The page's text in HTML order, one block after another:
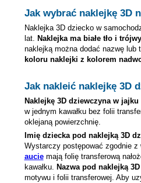
Jak wybrać naklejkę 3D
Naklejka 3D dziecko w
lat. Naklejka ma białe tło i
naklejką można dodać nazwę lub
koloru naklejki z kolorem
Jak nakleić naklejkę 3D
Naklejkę 3D dziewczyna w jajku
w jednym kawałku bez folii
oklejaną powierzchnię.
Imię dziecka pod naklejką 3D
Wystarczy postępować zgodnie
auciemają folię transferową
kawałku. Nazwa pod naklejką 3D
motywu i folii transferowej. Aby